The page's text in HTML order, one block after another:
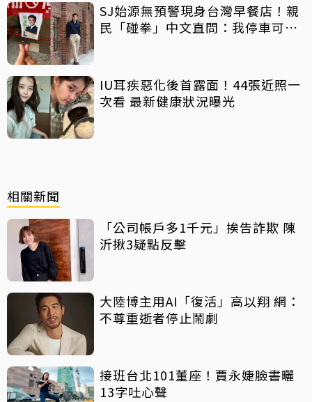
SJ始源無預警現身台灣早餐店！親
民「碰拳」中文直問：我停車可以
IU耳疾惡化後首露面！44張近照一
次看 最新健康狀況曝光
相關新聞
「公司帳戶多1千元」挨告詐欺 陳
沂揪3疑點反擊
大陸博主用AI「復活」高以翔 網：
不尊重逝者停止鬧劇
接班台北101董座！賈永婕臉書曬
13字吐心聲